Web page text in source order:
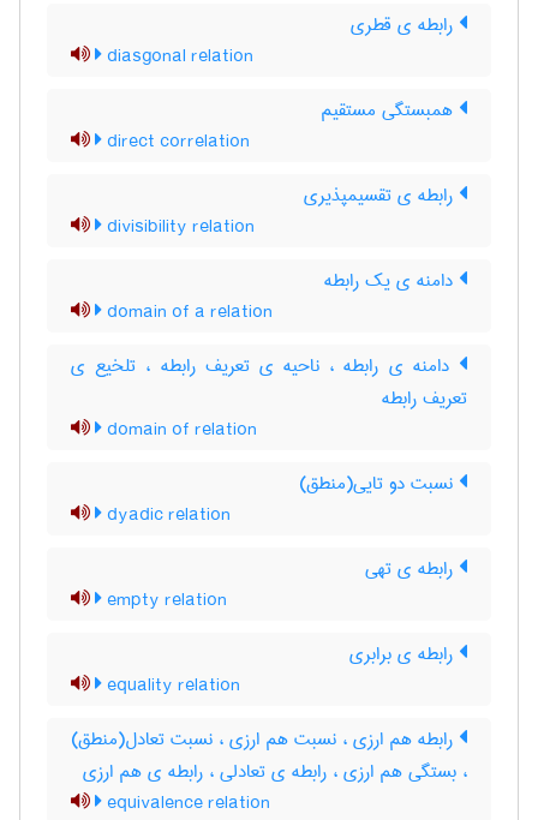
رابطه ی قطری
diasgonal relation
همبستگی مستقیم
direct correlation
رابطه ی تقسیمپذیری
divisibility relation
دامنه ی یک رابطه
domain of a relation
دامنه ی رابطه ، ناحیه ی تعریف رابطه ، تلخیع ی
تعریف رابطه
domain of relation
نسبت دو تایی(منطق)
dyadic relation
رابطه ی تهی
empty relation
رابطه ی برابری
equality relation
رابطه هم ارزی ، نسبت هم ارزی ، نسبت تعادل(منطق)
، بستگی هم ارزی ، رابطه ی تعادلی ، رابطه ی هم ارزی
equivalence relation